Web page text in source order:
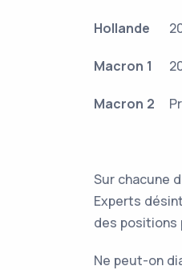
Hollande
Macron 1
Macron 2
Sur chacune
Experts
des positions
Ne peut-on